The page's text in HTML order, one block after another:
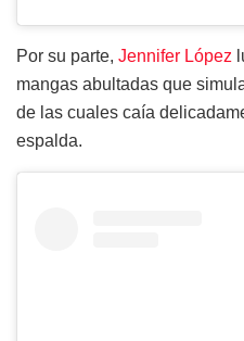
Por su parte, Jennifer López
mangas abultadas que
de las cuales caía
espalda.